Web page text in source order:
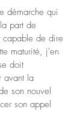
démarche qui
part de
capable de dire
maturité, j'en
doit
avant la
son nouvel
son appel